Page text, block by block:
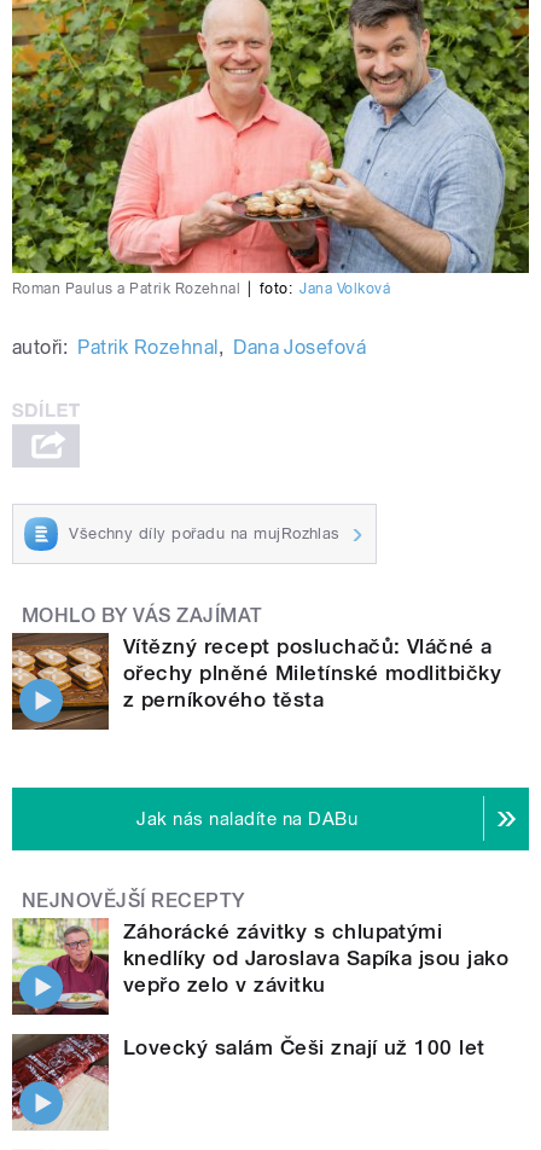
Roman Paulus a Patrik Rozehnal foto: Jana Volková
autoři: Patrik Rozehnal, Dana Josefová
Všechny díly pořadu na mujRozhlas
MOHLO BY VÁS ZAJÍMAT
Vítězný recept posluchačů: Vláčné a
ořechy plněné Miletínské modlitbičky
z perníkového těsta
Jak nás naladíte na DABu
NEJNOVĚJŠÍ RECEPTY
Záhorácké závitky s chlupatými
knedlíky od Jaroslava Sapíka jsou jako
vepřo zelo v závitku
Lovecký salám Češi znají už 100 let